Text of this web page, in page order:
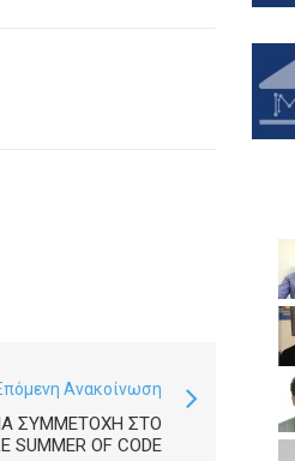
Ανακοίνωση
ΣΥΜΜΕΤΟΧΉ ΣΤΟ
SUMMER OF CODE